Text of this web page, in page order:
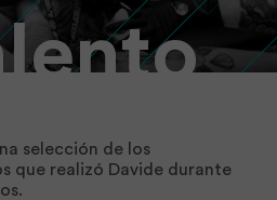
selección de los
que realizó Davide durante